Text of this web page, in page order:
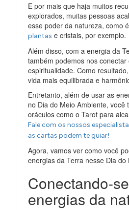
E por mais que haja muitos
explorados, muitas pessoas
esse poder da natureza, como
plantas e cristais, por exemplo.
Além disso, com a energia da
também podemos nos
espiritualidade. Como
vida mais equilibrada e
Entretanto, além de usar as
no Dia do Meio Ambiente, você
oráculos como o Tarot para
Fale com os nossos
as cartas podem te guiar!
Agora, vamos ver como você
energias da Terra nesse Dia do
Conectando-
energias da